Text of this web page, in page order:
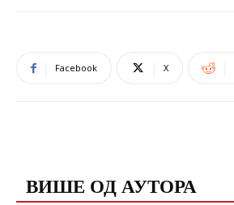
Facebook X
ВИШЕ ОД АУТОРА